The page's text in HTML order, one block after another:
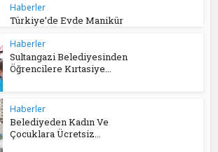
Haberler
Türkiye’de Evde Manikür
Haberler
Sultangazi Belediyesinden
Öğrencilere Kırtasiye...
Haberler
Belediyeden Kadın Ve
Çocuklara Ücretsiz...